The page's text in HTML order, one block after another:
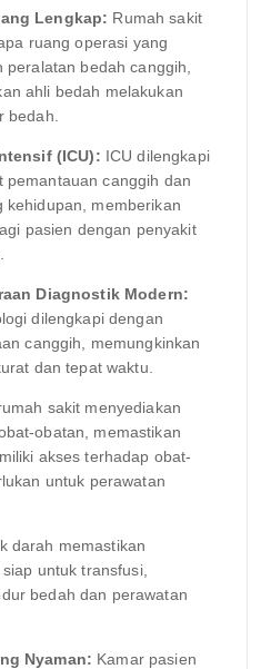
Lengkap: Rumah sakit
ruang operasi yang
peralatan bedah canggih,
ahli bedah melakukan
bedah.
(ICU): ICU dilengkapi
pemantauan canggih dan
kehidupan, memberikan
pasien dengan penyakit
Diagnostik Modern:
dilengkapi dengan
canggih, memungkinkan
dan tepat waktu.
sakit menyediakan
obatan, memastikan
akses terhadap obat-
untuk perawatan
darah memastikan
untuk transfusi,
bedah dan perawatan
Nyaman: Kamar pasien